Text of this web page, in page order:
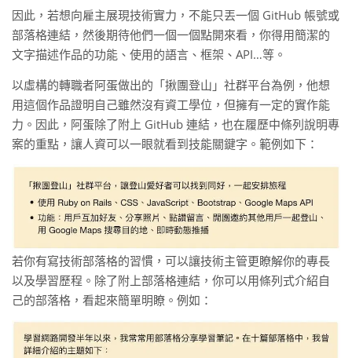
因此，若想向雇主展現技術實力，不能只丟一個 GitHub 帳號或
部落格連結，然後期待他們一個一個點開來看，你得用簡潔的
文字描述作品的功能、使用的語言、框架、API…等。
以虛構的轉職者阿蛋做出的「揪團登山」社群平台為例，他想
用這個作品證明自己雖然沒有資工學位，但擁有一定的實作能
力。因此，阿蛋除了附上 GitHub 連結，也在履歷中條列說明專
案的重點，讓人資可以一眼就看到技能關鍵字。範例如下：
若你有寫技術部落格的習慣，可以讓技術主管更瞭解你的專長
以及學習歷程。除了附上部落格連結，你可以用條列式介紹自
己的部落格，看起來簡單明瞭。例如：